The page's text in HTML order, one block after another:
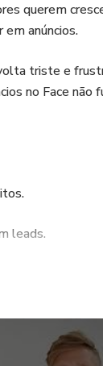
querem
anúncios.
triste e
no Face não
leads.
os 3